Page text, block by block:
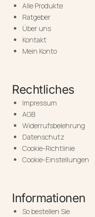
Alle Produkte
Ratgeber
Über uns
Kontakt
Mein Konto
Rechtliches
Impressum
AGB
Widerrufsbelehrung
Datenschutz
Cookie-Richtlinie
Cookie-Einstellungen
Informationen
So bestellen Sie